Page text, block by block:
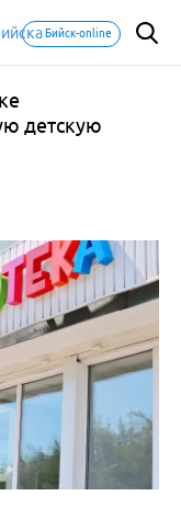
Бийск-online
детскую